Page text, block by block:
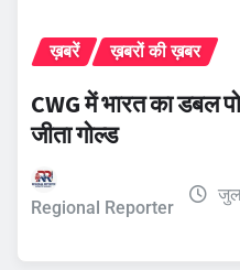
ख़बरें ख़बरों की ख़बर
CWG में भारत का डबल
जीता गोल्ड
Regional Reporter